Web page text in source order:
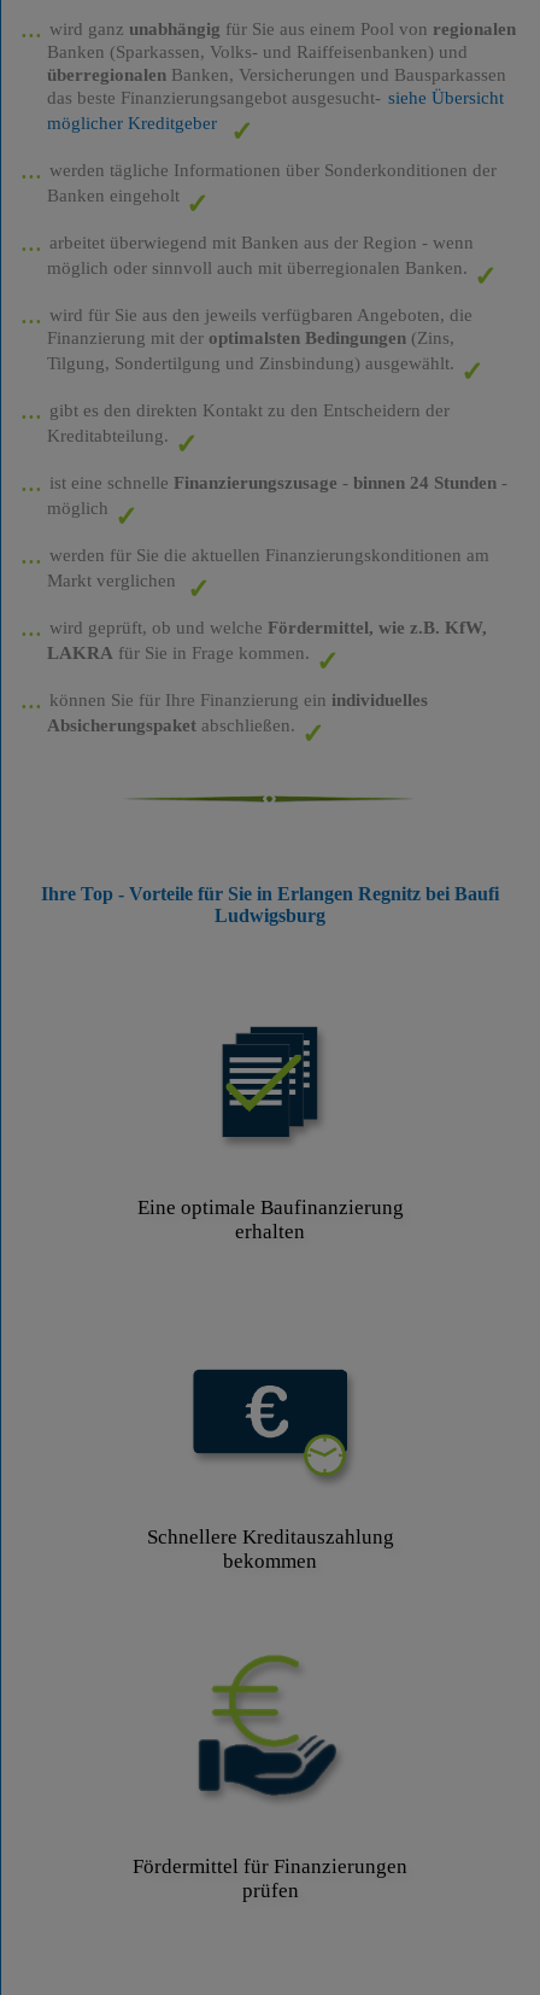
wird ganz unabhängig für Sie aus einem Pool von regionalen
Banken (Sparkassen, Volks- und Raiffeisenbanken) und
überregionalenBanken, Versicherungen und Bausparkassen
das beste Finanzierungsangebot ausgesucht- siehe Übersicht
möglicher Kreditgeber
werden tägliche Informationen über Sonderkonditionen der
Banken eingeholt
arbeitet überwiegend mit Banken aus der Region - wenn
möglich oder sinnvoll auch mit überregionalen Banken.
wird für Sie aus den jeweils verfügbaren Angeboten, die
Finanzierung mit der optimalsten Bedingungen(Zins,
Tilgung, Sondertilgung und Zinsbindung) ausgewählt.
gibt es den direkten Kontakt zu den Entscheidern der
Kreditabteilung.
ist eine schnelle Finanzierungszusage - binnen 24 Stunden-
möglich
werden für Sie die aktuellen Finanzierungskonditionen am
Markt verglichen
wird geprüft, ob und welche Fördermittel, wie z.B. KfW,
LAKRA für Sie in Frage kommen.
können Sie für Ihre Finanzierung ein individuelles
Absicherungspaketabschließen.
Ihre Top - Vorteile für Sie in Erlangen Regnitz bei Baufi
Ludwigsburg
Eine optimale Baufinanzierung
erhalten
Schnellere Kreditauszahlung
bekommen
Fördermittel für Finanzierungen
prüfen